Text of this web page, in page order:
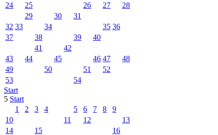
24
25 26 27
28
29
30
31
32 33 34 35 36
37
38 39
40
41
42
43
44 45 46 47
48
49
50 51
52
53
54
Start
5 Start
1
2 3 4 5 6 7 8
9
10
11 12
13
14
15
16